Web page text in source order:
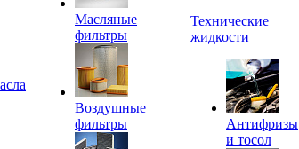
Масляные
фильтры
Воздушные
фильтры
Технические
жидкости
Антифризы
и тосол